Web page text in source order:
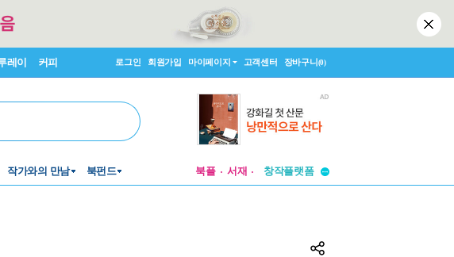
레이 커피 로그인 회원가입 마이페이지 고객센터 장바구니(0)
작가와의 만남 북펀드 북플 서재